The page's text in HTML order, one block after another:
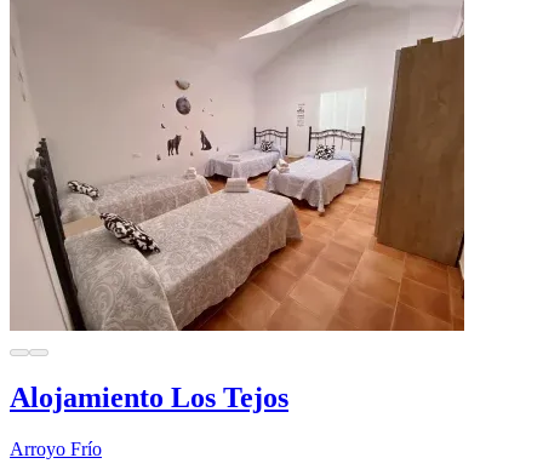
Alojamiento Los Tejos
Arroyo Frío